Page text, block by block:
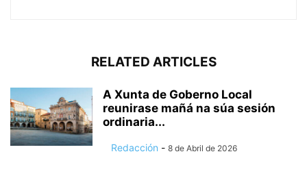
RELATED ARTICLES
A Xunta de Goberno Local
reunirase mañá na súa sesión
ordinaria...
Redacción - 8 de Abril de 2026